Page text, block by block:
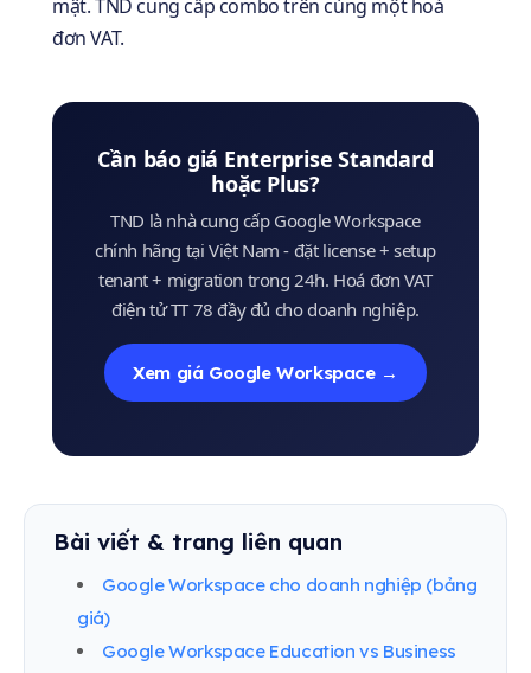
mật. TND cung cấp combo trên cùng một hoá
đơn VAT.
Cần báo giá Enterprise Standard
hoặc Plus?
TND là nhà cung cấp Google Workspace
chính hãng tại Việt Nam - đặt license + setup
tenant + migration trong 24h. Hoá đơn VAT
điện tử TT 78 đầy đủ cho doanh nghiệp.
Xem giá Google Workspace →
Bài viết & trang liên quan
Google Workspace cho doanh nghiệp (bảng
giá)
Google Workspace Education vs Business